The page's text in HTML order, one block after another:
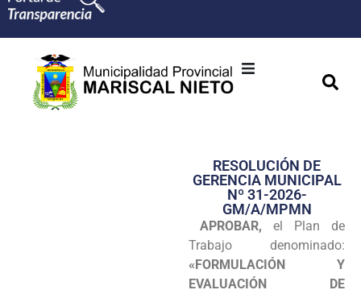
Transparencia
Seguridad
Programas
Intranet
RESOLUCIÓN DE
GERENCIA MUNICIPAL
Nº 31-2026-
GM/A/MPMN
APROBAR, el Plan de
Trabajo denominado:
«FORMULACIÓN Y
EVALUACIÓN DE